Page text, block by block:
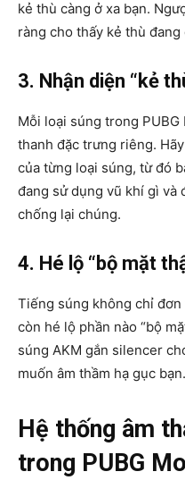
kẻ thù càng ở xa bạn.
ràng cho thấy kẻ thù đang
3. Nhận diện “kẻ
Mỗi loại súng trong
thanh đặc trưng riêng.
của từng loại súng, từ đó
đang sử dụng vũ khí gì và
chống lại chúng.
4. Hé lộ “bộ mặt
Tiếng súng không chỉ
còn hé lộ phần nào “bộ
súng AKM gắn silencer
muốn âm thầm hạ gục bạn.
Hệ thống âm
trong PUBG